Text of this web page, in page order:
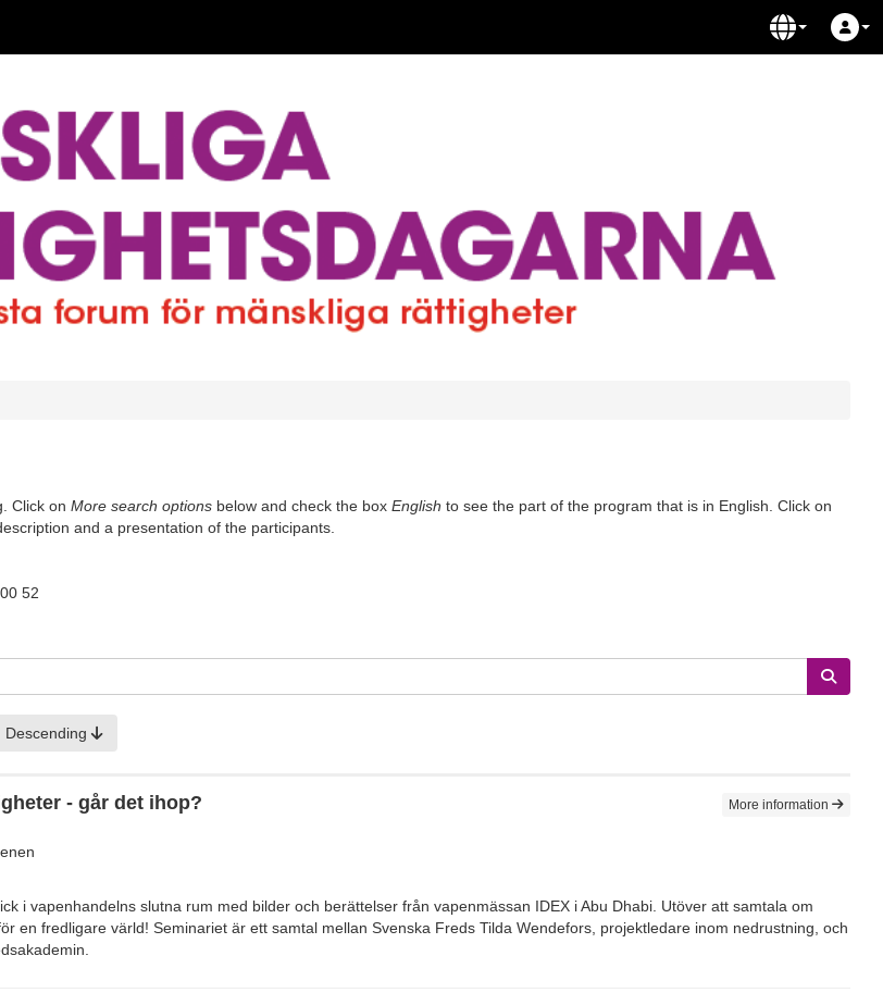
Click on More search options below and check the box English to see the part of the program that is in English. Click on
and a presentation of the participants.
52
Descending
- går det ihop? More information
i vapenhandelns slutna rum med bilder och berättelser från vapenmässan IDEX i Abu Dhabi. Utöver att samtala om
en fredligare värld! Seminariet är ett samtal mellan Svenska Freds Tilda Wendefors, projektledare inom nedrustning, och